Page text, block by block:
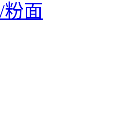
面